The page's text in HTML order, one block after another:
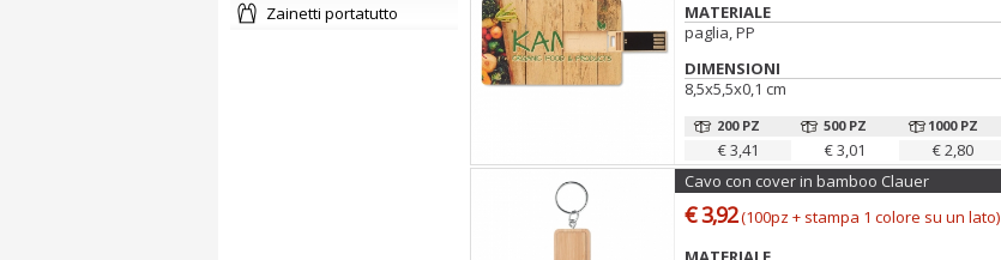
zainetti portatutto
MATERIALE
paglia, PP
DIMENSIONI
8,5x5,5x0,1 cm
200 PZ
€ 3,41
500 PZ
€ 3,01
1000 PZ
€ 2,80
Cavo con cover in bamboo Clauer
€ 3,92(100pz + stampa 1 colore su un lato)